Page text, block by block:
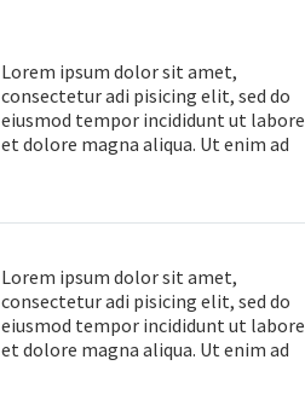
Lorem ipsum dolor sit amet,
consectetur adi pisicing elit, sed do
eiusmod tempor incididunt ut labore
et dolore magna aliqua. Ut enim ad
Lorem ipsum dolor sit amet,
consectetur adi pisicing elit, sed do
eiusmod tempor incididunt ut labore
et dolore magna aliqua. Ut enim ad